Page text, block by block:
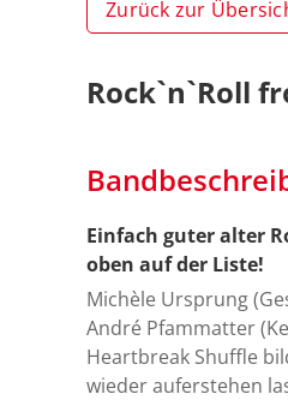
Zurück zur
Rock`n`Roll
Einfach guter alter
oben auf der Liste!
Michèle Ursprung
André Pfammatter
Heartbreak Shuffle
wieder auferstehen